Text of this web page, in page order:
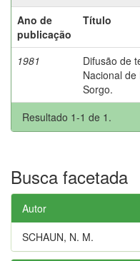
Ano de
publicação
Título
1981
Difusão de
Nacional
Sorgo.
Resultado 1-1 de 1.
Busca facetada
Autor
SCHAUN, N. M.